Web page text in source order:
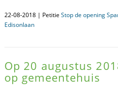
22-08-2018 | Petitie Stop de opening
Edisonlaan
Op 20 augustus
op gemeentehuis